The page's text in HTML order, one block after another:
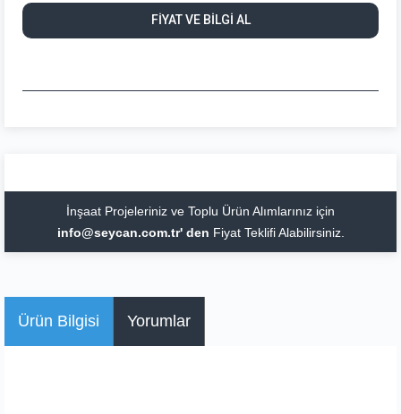
FİYAT VE BİLGİ AL
İnşaat Projeleriniz ve Toplu Ürün Alımlarınız için
info@seycan.com.tr' den Fiyat Teklifi Alabilirsiniz.
Ürün Bilgisi Yorumlar